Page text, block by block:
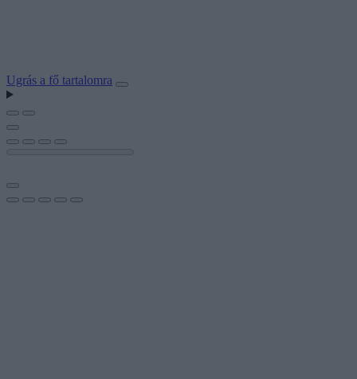
Ugrás a fő tartalomra